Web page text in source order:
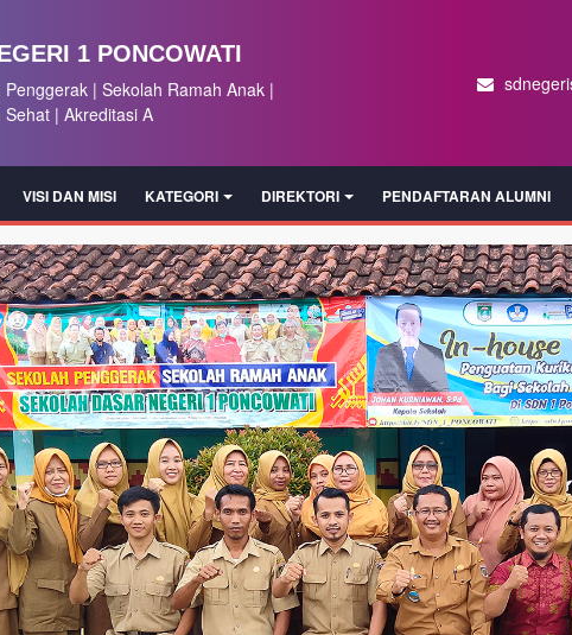
1 PONCOWATI
Penggerak | Sekolah Ramah Anak |
Sehat | Akreditasi A
VISI DAN MISI KATEGORI DIREKTORI PENDAFTARAN ALUMNI